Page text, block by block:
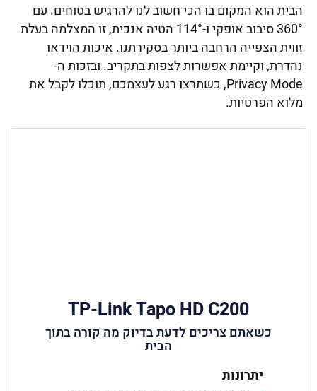
הבית הוא המקום בו הכי חשוב לנו להרגיש בטוחים. עם
360° סיבוב אופקי ו-114° הטיה אנכית, זו המצלמה בעלת
זווית הצפייה הרחבה ביותר בסקירתנו. איכות הוידאו
נהדרת, וקיימת אפשרות לצפות בתקריב. ובזכות ה-
Privacy Mode, כשתרצו רגע לעצמכם, תוכלו לקבל את
מלוא הפרטיות.
TP-Link Tapo HD C200
כשאתם צריכים לדעת בדיוק מה קורה בתוך
הבית
יתרונות